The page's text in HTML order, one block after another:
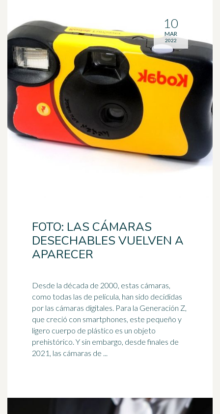
FOTO: LAS CÁMARAS
DESECHABLES VUELVEN A
APARECER
Desde la década de 2000, estas cámaras,
como todas las de película, han sido decididas
por las cámaras digitales. Para la Generación Z,
que creció con smartphones, este pequeño y
ligero cuerpo de plástico es un objeto
prehistórico. Y sin embargo, desde finales de
2021, las cámaras de ...
10
MAR
2022